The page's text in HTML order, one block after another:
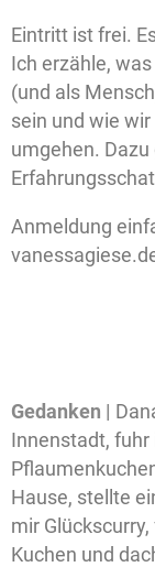
Eintritt ist frei.
Ich erzähle,
(und als
sein und wie
umgehen. Dazu
Anmeldung
Gedanken |
Innenstadt,
Hause, stellte
mir
Kuchen und